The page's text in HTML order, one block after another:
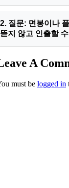
답변: 면봉의 플라
좁은 굴곡 구간에
다. 이 필터 층이 오
리 작은 고체 쓰레
2. 질문: 면봉이나
뜯지 않고 인출할
답변: 네 가능합니
특수 피복형 고속
A
must be logged in